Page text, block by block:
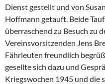
Dienst gestellt und von
Hoffmann getauft. Beide
überraschend zu Besuch zu
Vereinsvorsitzenden Jens
Fährleuten freundlich
gesellte sich dazu und
Kriegswochen 1945 und die